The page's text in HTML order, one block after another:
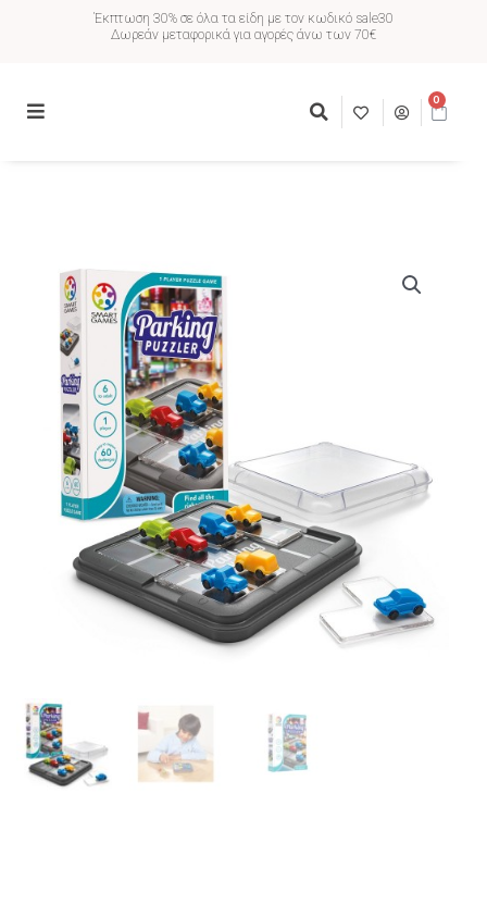
Έκπτωση 30% σε όλα τα είδη με τον κωδικό sale30
Δωρεάν μεταφορικά για αγορές άνω των 70€
0